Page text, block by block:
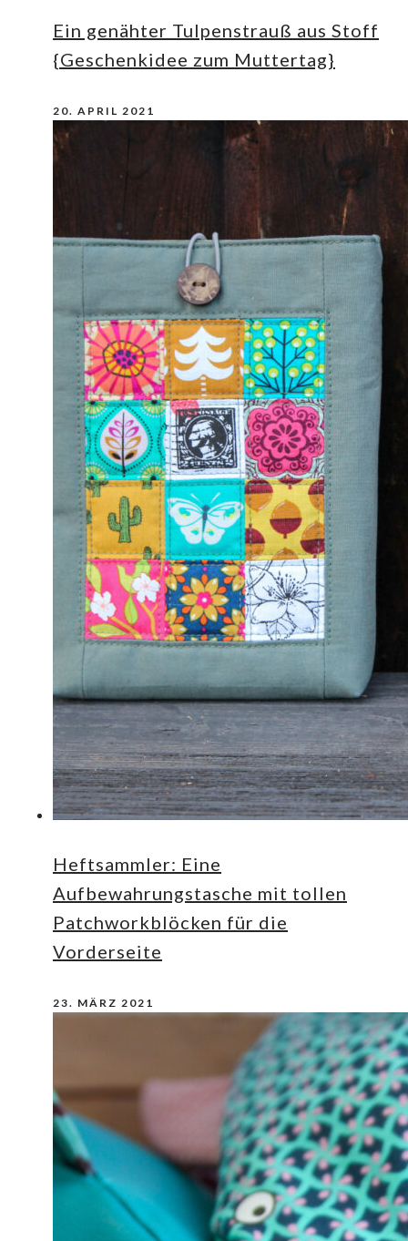
Ein genähter Tulpenstrauß aus Stoff
{Geschenkidee zum Muttertag}
20. APRIL 2021
Heftsammler: Eine
Aufbewahrungstasche mit tollen
Patchworkblöcken für die
Vorderseite
23. MÄRZ 2021